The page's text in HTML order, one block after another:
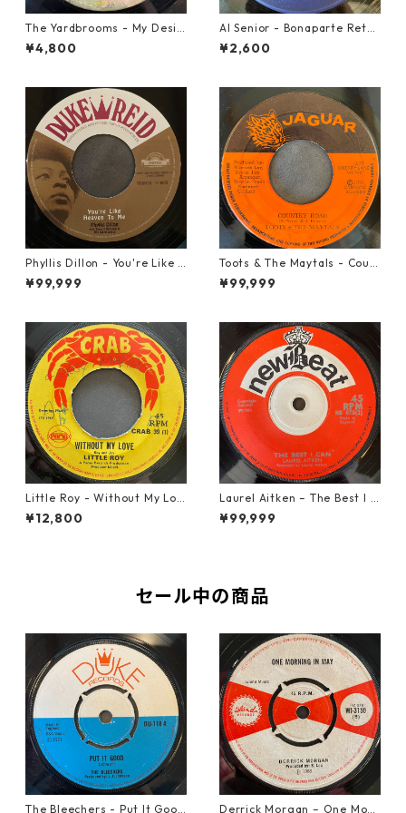
The Yardbrooms - My Desir
e【7-21922】
¥4,800
Al Senior - Bonaparte Retre
at【7-21861】
¥2,600
Phyllis Dillon - You're Like H
eaven To Me【7-21913】
¥99,999
Toots & The Maytals - Coun
try Road【7-21951】
¥99,999
Little Roy - Without My Lov
e【7-21990】
¥12,800
Laurel Aitken ‎– The Best I C
an【7-22012】
¥99,999
セール中の商品
The Bleechers - Put It Good
Derrick Morgan – One Morn